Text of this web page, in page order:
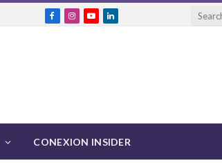
FacebookInstagram
YouTubeLinkedIn
CONEXION INSIDER